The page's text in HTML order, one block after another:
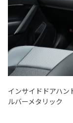
インサイドドアハ
ルバーメタリック